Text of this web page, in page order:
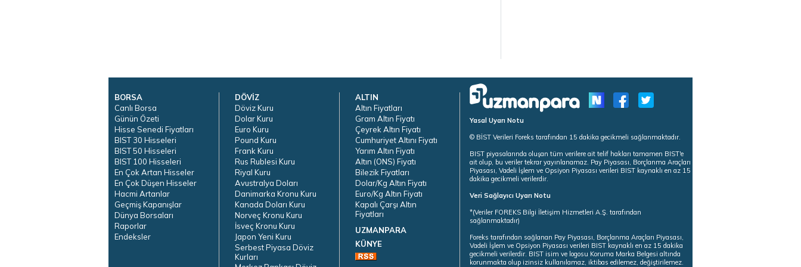
BORSA
Canlı Borsa
Günün Özeti
Hisse Senedi Fiyatları
BIST 30 Hisseleri
BIST 50 Hisseleri
BIST 100 Hisseleri
En Çok Artan Hisseler
En Çok Düşen Hisseler
Hacmi Artanlar
Geçmiş Kapanışlar
Dünya Borsaları
Raporlar
Endeksler
DÖVİZ
Döviz Kuru
Dolar Kuru
Euro Kuru
Pound Kuru
Frank Kuru
Rus Rublesi Kuru
Riyal Kuru
Avustralya Doları
Danimarka Kronu Kuru
Kanada Doları Kuru
Norveç Kronu Kuru
İsveç Kronu Kuru
Japon Yeni Kuru
Serbest Piyasa Döviz
Kurları
ALTIN
Altın Fiyatları
Gram Altın Fiyatı
Çeyrek Altın Fiyatı
Cumhuriyet Altını Fiyatı
Yarım Altın Fiyatı
Altın (ONS) Fiyatı
Bilezik Fiyatları
Dolar/Kg Altın Fiyatı
Euro/Kg Altın Fiyatı
Kapalı Çarşı Altın
Fiyatları
UZMANPARA
KÜNYE
Yasal Uyarı Notu
© BİST Verileri Foreks tarafından 15 dakika gecikmeli sağlanmaktadır.
BIST piyasalarında oluşan tüm verilere ait telif hakları tamamen BIST'e
ait olup, bu veriler tekrar yayınlanamaz. Pay Piyasası, Borçlanma Araçları
Piyasası, Vadeli İşlem ve Opsiyon Piyasası verileri BIST kaynaklı en az 15
dakika gecikmeli verilerdir.
Veri Sağlayıcı Uyarı Notu
*(Veriler FOREKS Bilgi İletişim Hizmetleri A.Ş. tarafından
sağlanmaktadır)
Foreks tarafından sağlanan Pay Piyasası, Borçlanma Araçları Piyasası,
Vadeli İşlem ve Opsiyon Piyasası verileri BIST kaynaklı en az 15 dakika
gecikmeli verilerdir. BIST isim ve logosu Koruma Marka Belgesi altında
korunmakta olup izinsiz kullanılamaz, iktibas edilemez, değiştirilemez.